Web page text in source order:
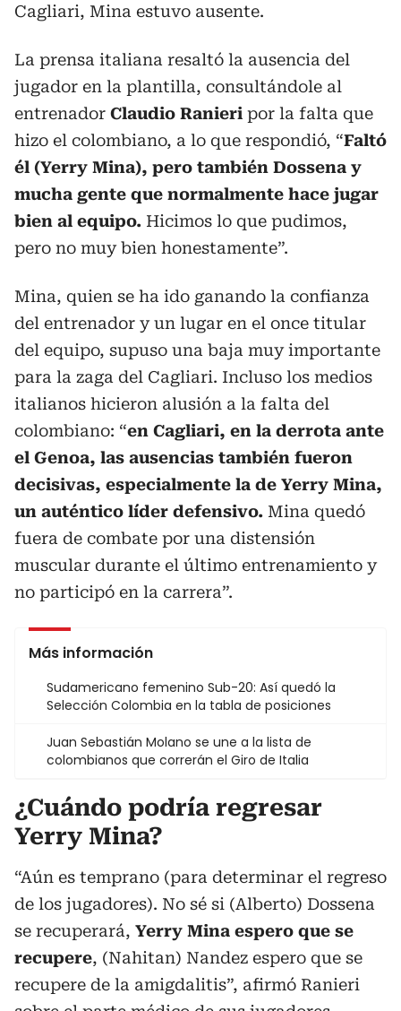
Cagliari, Mina estuvo ausente.
La prensa italiana resaltó la ausencia del
jugador en la plantilla, consultándole al
entrenador Claudio Ranieri por la falta que
hizo el colombiano, a lo que respondió, “Faltó
él (Yerry Mina), pero también Dossena y
mucha gente que normalmente hace jugar
bien al equipo. Hicimos lo que pudimos,
pero no muy bien honestamente”.
Mina, quien se ha ido ganando la confianza
del entrenador y un lugar en el once titular
del equipo, supuso una baja muy importante
para la zaga del Cagliari. Incluso los medios
italianos hicieron alusión a la falta del
colombiano: “en Cagliari, en la derrota ante
el Genoa, las ausencias también fueron
decisivas, especialmente la de Yerry Mina,
un auténtico líder defensivo. Mina quedó
fuera de combate por una distensión
muscular durante el último entrenamiento y
no participó en la carrera”.
Más información
Sudamericano femenino Sub-20: Así quedó la
Selección Colombia en la tabla de posiciones
Juan Sebastián Molano se une a la lista de
colombianos que correrán el Giro de Italia
¿Cuándo podría regresar
Yerry Mina?
“Aún es temprano (para determinar el regreso
de los jugadores). No sé si (Alberto) Dossena
se recuperará, Yerry Mina espero que se
recupere, (Nahitan) Nandez espero que se
recupere de la amigdalitis”, afirmó Ranieri